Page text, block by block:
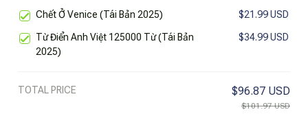
Chết Ở Venice (Tái Bản 2025) $21.99 USD
Từ Điển Anh Việt 125000 Từ (Tái Bản
2025)
$34.99 USD
TOTAL PRICE $96.87 USD
$101.97 USD